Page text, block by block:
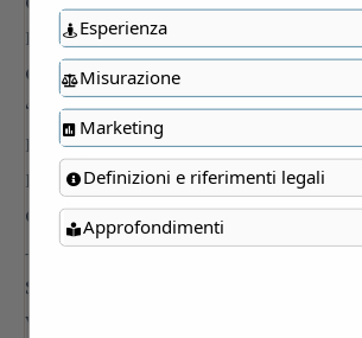
Esperienza
Misurazione
Marketing
Definizioni e riferimenti legali
Approfondimenti